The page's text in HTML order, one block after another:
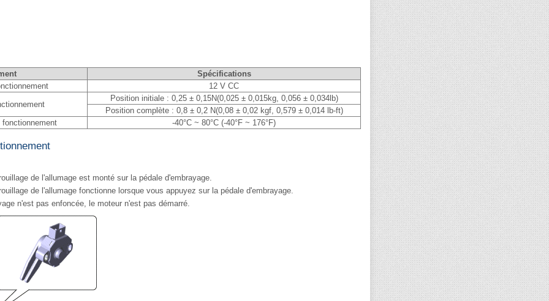
Spécifications
12 V CC
Position initiale : 0,25 ± 0,15N(0,025 ± 0,015kg, 0,056 ± 0,034lb)
Position complète : 0,8 ± 0,2 N(0,08 ± 0,02 kgf, 0,579 ± 0,014 lb-ft)
fonctionnement
-40°C ~ 80°C (-40°F ~ 176°F)
de l'allumage est monté sur la pédale d'embrayage.
de l'allumage fonctionne lorsque vous appuyez sur la pédale d'embrayage.
n'est pas enfoncée, le moteur n'est pas démarré.